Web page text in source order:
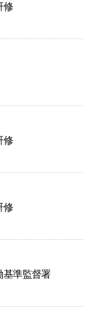
修
修
修
準監督署